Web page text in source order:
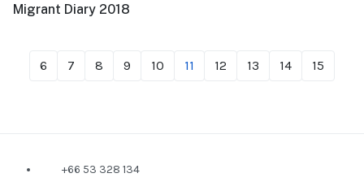
Migrant Diary 2018
6 7 8 9 10 11 12 13 14 15
+66 53 328 134